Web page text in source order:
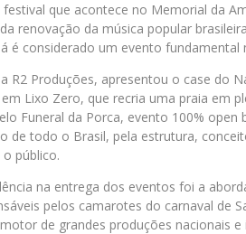
que acontece no Memorial da
renovação da música popular
é considerado um evento fundamental
R2 Produções, apresentou o case do
Lixo Zero, que recria uma praia em
Funeral da Porca, evento 100%
de todo o Brasil, pela estrutura,
público.
na entrega dos eventos foi a
pelos camarotes do carnaval de
de grandes produções nacionais